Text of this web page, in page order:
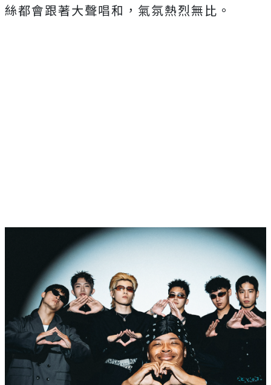
絲都會跟著大聲唱和，氣氛熱烈無比。